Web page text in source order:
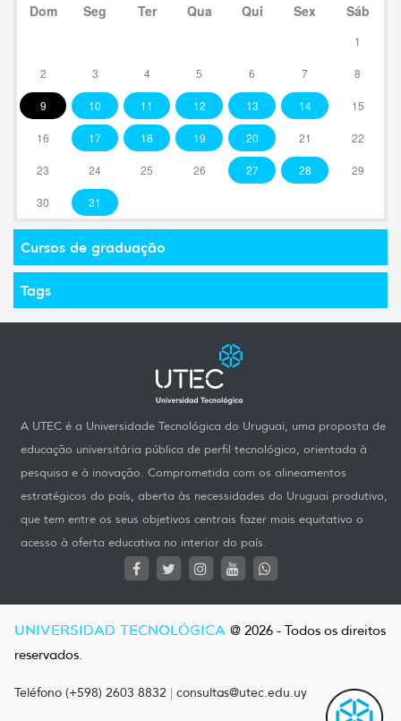
Dom Seg Ter Qua Qui Sex Sáb
1
2 3 4 5 6 7 8
9 10 11 12 13 14 15
16 17 18 19 20 21 22
23 24 25 26 27 28 29
30 31
Cursos de graduação
Tags
A UTEC é a Universidade Tecnológica do Uruguai, uma proposta de
educação universitária pública de perfil tecnológico, orientada à
pesquisa e à inovação. Comprometida com os alineamentos
estratégicos do país, aberta às necessidades do Uruguai produtivo,
que tem entre os seus objetivos centrais fazer mais equitativo o
acesso à oferta educativa no interior do país.
UNIVERSIDAD TECNOLÓGICA @ 2026 - Todos os direitos
reservados.
Teléfono (+598) 2603 8832 | consultas@utec.edu.uy